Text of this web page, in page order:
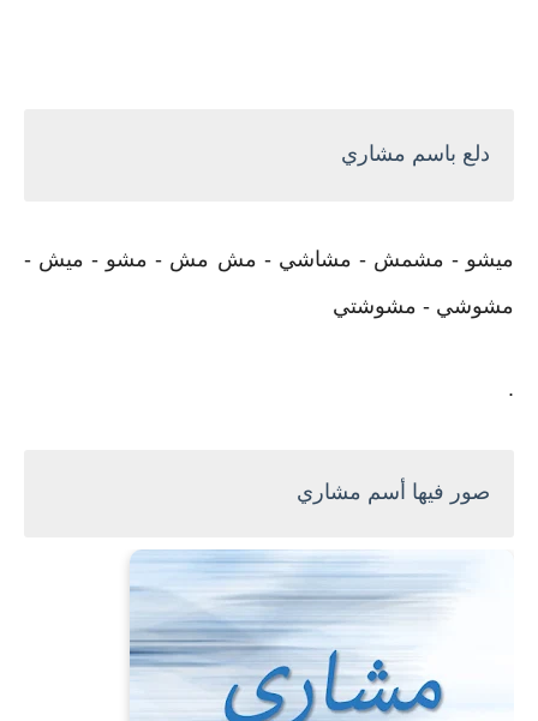
دلع باسم مشاري
ميشو - مشمش - مشاشي - مش مش - مشو - ميش -
مشوشي - مشوشتي
.
صور فيها أسم مشاري